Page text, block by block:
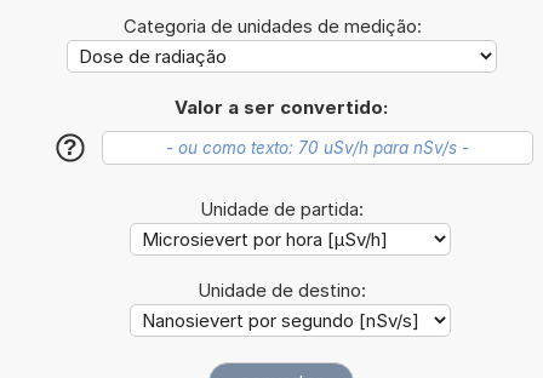
Categoria de unidades de medição:
Valor a ser convertido:
?
Unidade de partida:
Unidade de destino: